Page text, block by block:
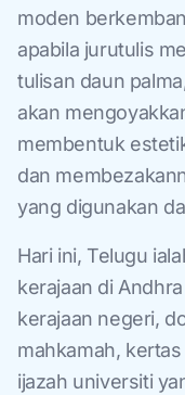
moden
apabila jurutulis
tulisan daun
akan
membentuk
dan
yang digunakan
Hari ini, Telugu
kerajaan di
kerajaan negeri,
mahkamah,
ijazah universiti